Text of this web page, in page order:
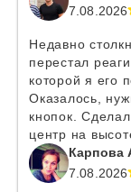
7.08.2026
Недавно
перестал
которой я его
Оказалось,
кнопок.
центр на
Карпова
7.08.2026